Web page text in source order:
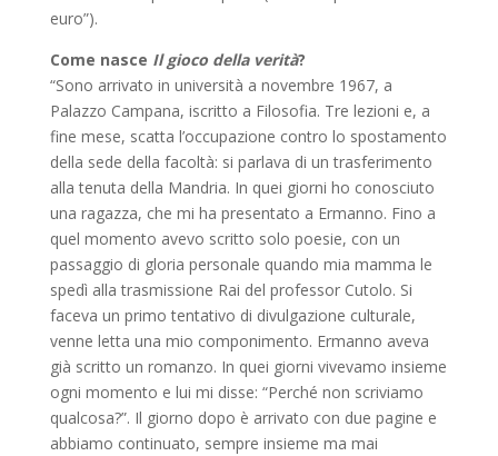
euro”).
Come nasce Il gioco della verità?
“Sono arrivato in università a novembre 1967, a
Palazzo Campana, iscritto a Filosofia. Tre lezioni e, a
fine mese, scatta l’occupazione contro lo spostamento
della sede della facoltà: si parlava di un trasferimento
alla tenuta della Mandria. In quei giorni ho conosciuto
una ragazza, che mi ha presentato a Ermanno. Fino a
quel momento avevo scritto solo poesie, con un
passaggio di gloria personale quando mia mamma le
spedì alla trasmissione Rai del professor Cutolo. Si
faceva un primo tentativo di divulgazione culturale,
venne letta una mio componimento. Ermanno aveva
già scritto un romanzo. In quei giorni vivevamo insieme
ogni momento e lui mi disse: “Perché non scriviamo
qualcosa?”. Il giorno dopo è arrivato con due pagine e
abbiamo continuato, sempre insieme ma mai